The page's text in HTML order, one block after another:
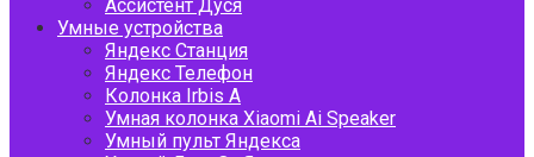
Ассистент Дуся
Умные устройства
Яндекс Станция
Яндекс Телефон
Колонка Irbis A
Умная колонка Xiaomi Ai Speaker
Умный пульт Яндекса